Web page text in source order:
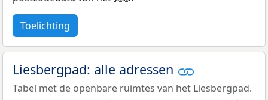
Toelichting
Liesbergpad: alle adressen
Tabel met de openbare ruimtes van het Liesbergpad.